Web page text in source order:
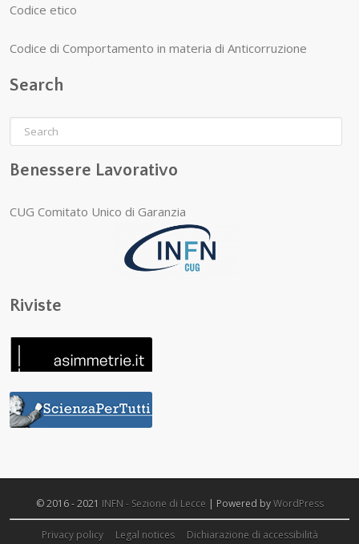
Codice etico
Codice di Comportamento in materia di Anticorruzione
Search
Benessere Lavorativo
CUG Comitato Unico di Garanzia
Riviste
© 2016 - 2021 INFN - Sezione di Lecce | Powered byWordPress
Privacy policy Legal notices Dichiarazione di accessibilità